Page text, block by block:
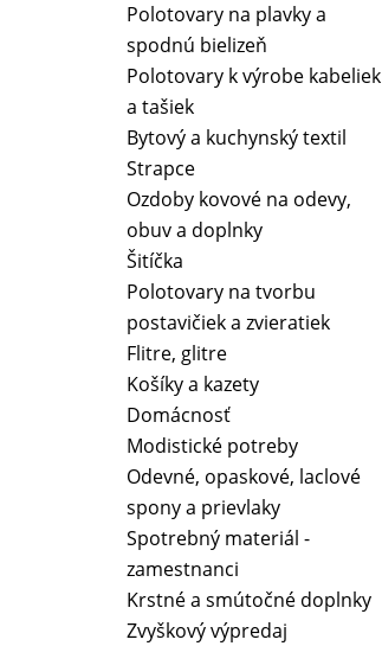
Polotovary na plavky a
spodnú bielizeň
Polotovary k výrobe kabeliek
a tašiek
Bytový a kuchynský textil
Strapce
Ozdoby kovové na odevy,
obuv a doplnky
Šitíčka
Polotovary na tvorbu
postavičiek a zvieratiek
Flitre, glitre
Košíky a kazety
Domácnosť
Modistické potreby
Odevné, opaskové, laclové
spony a prievlaky
Spotrebný materiál -
zamestnanci
Krstné a smútočné doplnky
Zvyškový výpredaj